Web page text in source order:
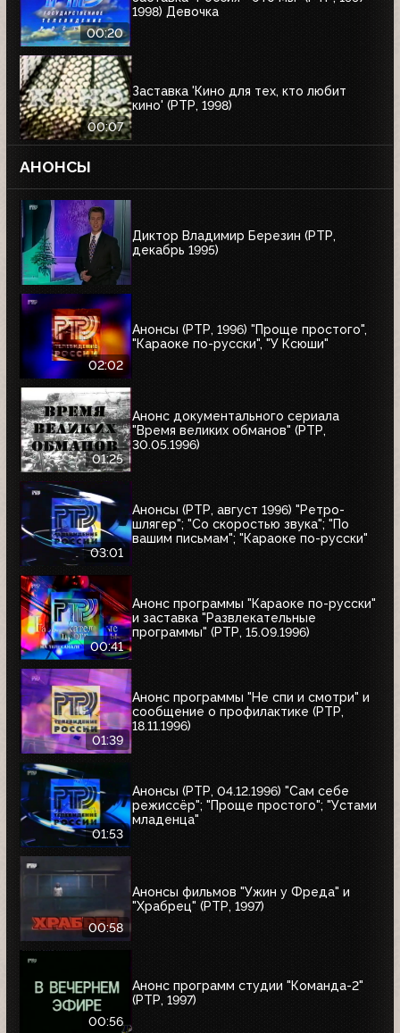
00:20
1998) Девочка
00:07
Заставка 'Кино для тех, кто любит
кино' (РТР, 1998)
АНОНСЫ
Диктор Владимир Березин (РТР,
декабрь 1995)
02:02
Анонсы (РТР, 1996) "Проще простого",
"Караоке по-русски", "У Ксюши"
01:25
Анонс документального сериала
"Время великих обманов" (РТР,
30.05.1996)
03:01
Анонсы (РТР, август 1996) "Ретро-
шлягер"; "Со скоростью звука"; "По
вашим письмам"; "Караоке по-русски"
00:41
Анонс программы "Караоке по-русски"
и заставка "Развлекательные
программы" (РТР, 15.09.1996)
01:39
Анонс программы "Не спи и смотри" и
сообщение о профилактике (РТР,
18.11.1996)
01:53
Анонсы (РТР, 04.12.1996) "Сам себе
режиссёр"; "Проще простого"; "Устами
младенца"
00:58
Анонсы фильмов "Ужин у Фреда" и
"Храбрец" (РТР, 1997)
00:56
Анонс программ студии "Команда-2"
(РТР, 1997)